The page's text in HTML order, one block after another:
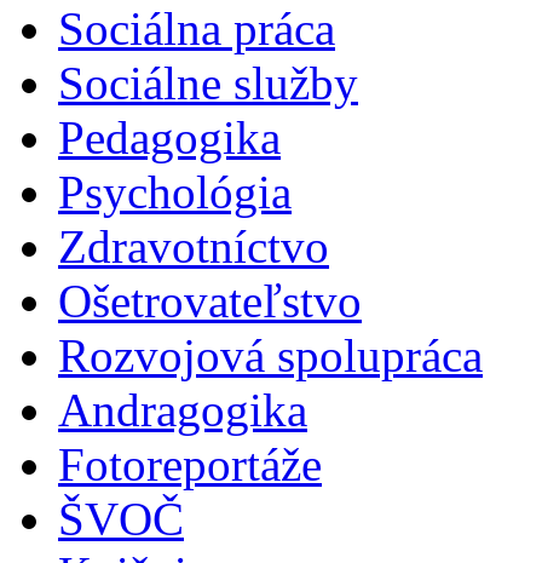
Sociálna práca
Sociálne služby
Pedagogika
Psychológia
Zdravotníctvo
Ošetrovateľstvo
Rozvojová spolupráca
Andragogika
Fotoreportáže
ŠVOČ